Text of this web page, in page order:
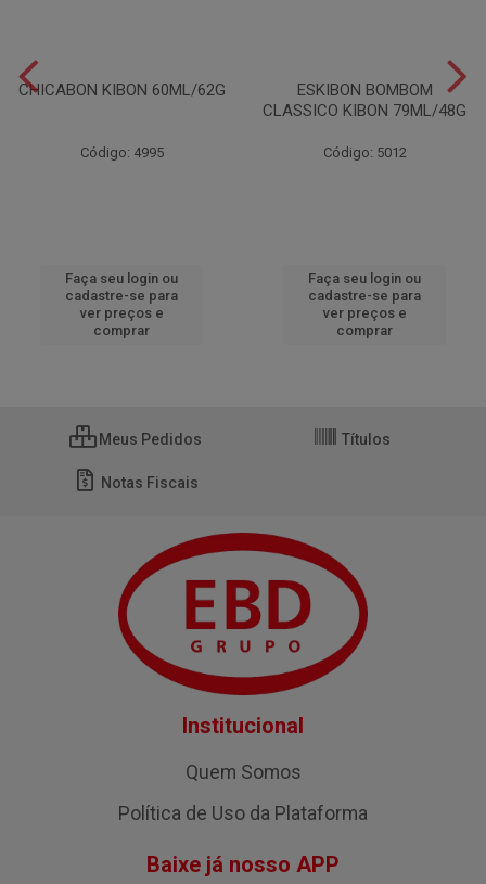
CHICABON KIBON 60ML/62G
Código: 4995
Faça seu login ou
cadastre-se para
ver preços e
comprar
ESKIBON BOMBOM
CLASSICO KIBON 79ML/48G
Código: 5012
Faça seu login ou
cadastre-se para
ver preços e
comprar
Meus Pedidos Títulos
Notas Fiscais
Institucional
Quem Somos
Política de Uso da Plataforma
Baixe já nosso APP